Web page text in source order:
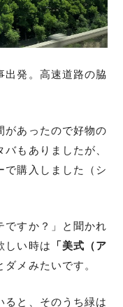
出発。高速道路の脇
があったので好物の
もありましたが、
で購入しました（シ
ですか？」と聞かれ
しい時は
「美式（ア
ダメみたいです。
ると、そのうち緑は